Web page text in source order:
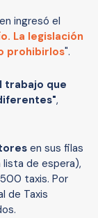
ingresó el
La legislación
prohibirlos".
trabajo que
,
en sus filas
lista de espera),
taxis. Por
de Taxis